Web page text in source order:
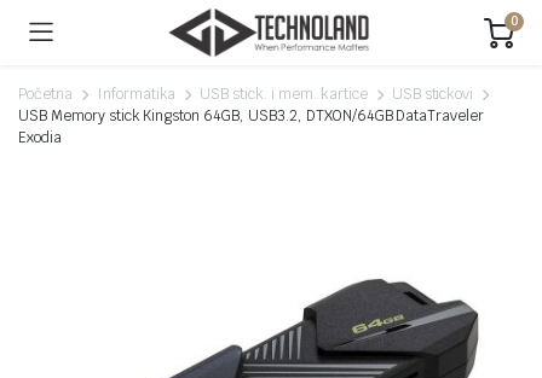
0
Početna Informatika USB stick. i mem. kartice
USB stickovi
USB Memory stick Kingston 64GB, USB3.2, DTXON/64GB DataTraveler
Exodia